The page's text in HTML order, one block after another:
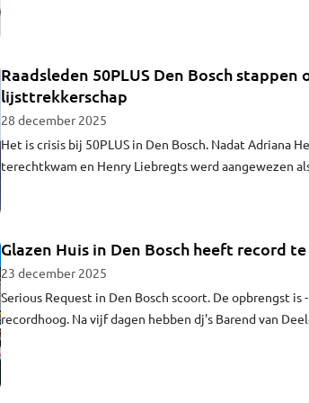
Raadsleden 50PLUS Den Bosch stappen
lijsttrekkerschap
28 december 2025
Het is crisis bij 50PLUS in Den Bosch. Nadat Adriana
terechtkwam en Henry Liebregts werd aangewezen
Glazen Huis in Den Bosch heeft record
23 december 2025
Serious Request in Den Bosch scoort. De opbrengst is
recordhoog. Na vijf dagen hebben dj's Barend van